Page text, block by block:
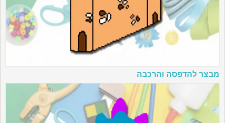
מבצר להדפסה והרכבה